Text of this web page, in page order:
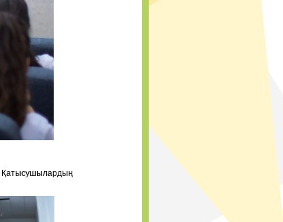
Қатысушылардың